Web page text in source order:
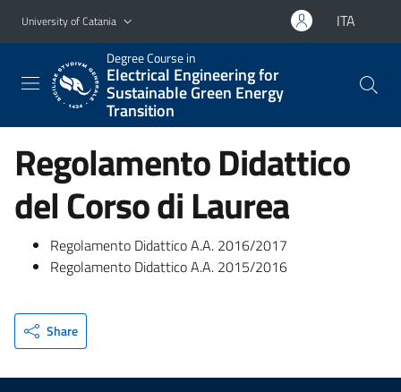
Go to main content
Go to navigation menu
University of Catania ITA
Degree Course in
Electrical Engineering for
Sustainable Green Energy
Transition
Regolamento Didattico
del Corso di Laurea
Regolamento Didattico A.A. 2016/2017
Regolamento Didattico A.A. 2015/2016
Share